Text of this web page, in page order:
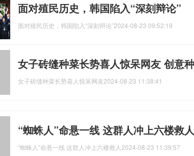
面对殖民历史，韩国陷入“深刻辩论”
面对殖民历史，韩国陷入“深刻辩论”2024-08-23 09:52:19
女子砖缝种菜长势喜人惊呆网友 创意
女子砖缝种菜长势喜人惊呆网友2024-08-23 11:38:41
“蜘蛛人”命悬一线 这群人冲上六楼救人
“蜘蛛人”命悬一线 这群人冲上六楼救人 2024-08-23 11:39:57